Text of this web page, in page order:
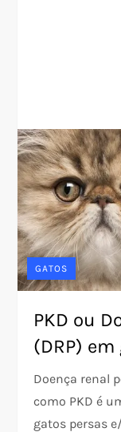
GATOS
PKD ou
(DRP)
Doença renal
como PKD é
gatos persas